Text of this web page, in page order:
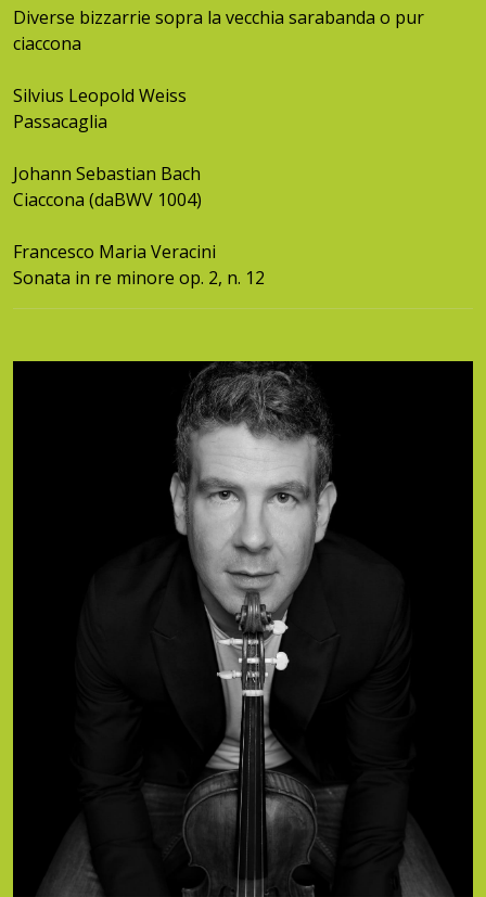
Diverse bizzarrie sopra la vecchia sarabanda o pur
ciaccona
Silvius Leopold Weiss
Passacaglia
Johann Sebastian Bach
Ciaccona (daBWV 1004)
Francesco Maria Veracini
Sonata in re minore op. 2, n. 12